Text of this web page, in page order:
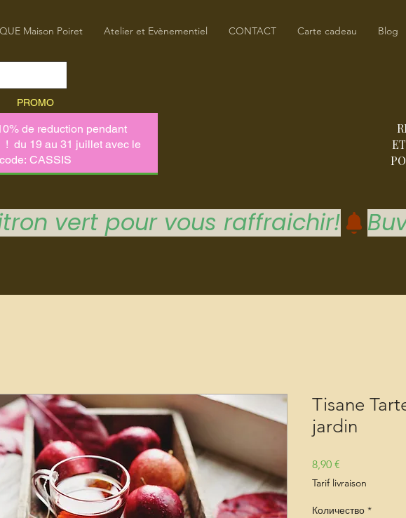
Maison Poiret Atelier et Evènementiel CONTACT Carte cadeau Blog
PROMO
vert pour vous raffraichir!
Tisane
jardin
8,90 €
Tarif livraison
Количество *